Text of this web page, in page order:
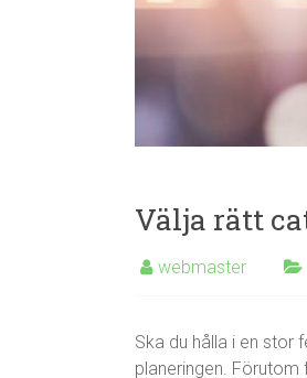
Välja rätt
webmaster
Ska du hålla i en stor
planeringen.